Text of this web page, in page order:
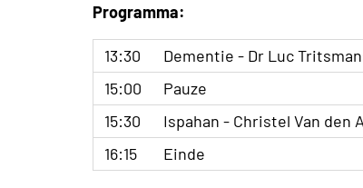
Programma:
13:30
Dementie - Dr Luc
15:00
Pauze
15:30
Ispahan - Christel Van den
16:15
Einde